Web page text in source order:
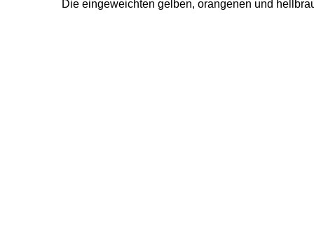
Die eingeweichten gelben, orangenen und